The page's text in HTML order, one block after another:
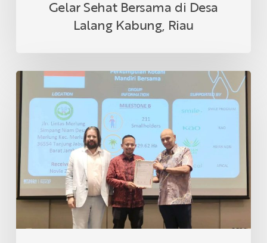
Gelar Sehat Bersama di Desa
Lalang Kabung, Riau
Petani
Swadaya
Indonesia
Raih
Sertifikasi
RSPO
di
Thailand